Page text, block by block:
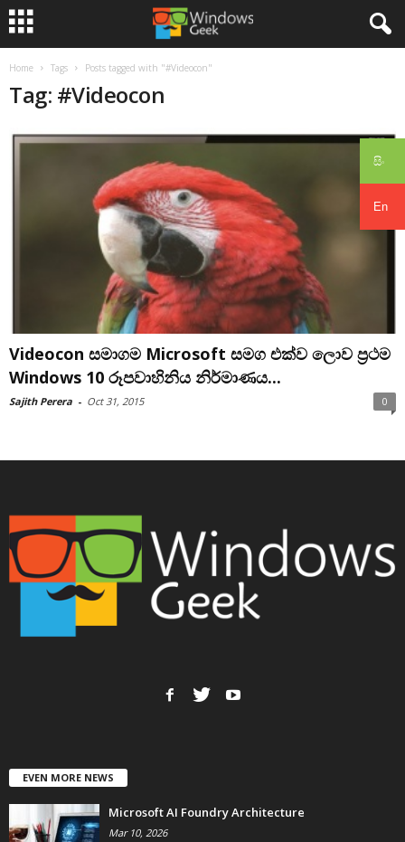
සිං
En
Home Tags Posts tagged with "#Videocon"
Tag: #Videocon
Videocon සමාගම Microsoft සමග එක්ව ලොව ප්‍රථම
Windows 10 රූපවාහිනිය නිර්මාණය...
Sajith Perera - Oct 31, 2015 0
EVEN MORE NEWS
Microsoft AI Foundry Architecture
Mar 10, 2026